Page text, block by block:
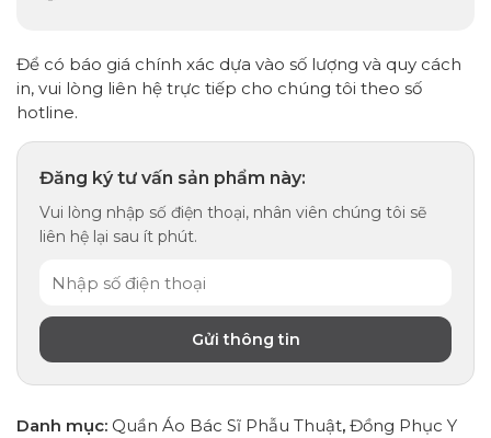
Để có báo giá chính xác dựa vào số lượng và quy cách
in, vui lòng liên hệ trực tiếp cho chúng tôi theo số
hotline.
Đăng ký tư vấn sản phẩm này:
Vui lòng nhập số điện thoại, nhân viên chúng tôi sẽ
liên hệ lại sau ít phút.
Danh mục: Quần Áo Bác Sĩ Phẫu Thuật, Đồng Phục Y